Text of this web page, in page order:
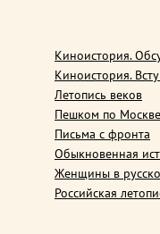
Киноистория.
Киноистория.
Летопись веков
Пешком по Москве
Письма с фронта
Обыкновенная
Женщины в
Российская